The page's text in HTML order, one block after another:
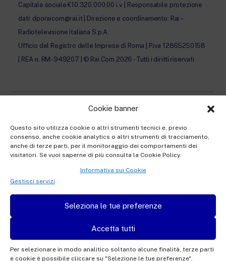
Cookie banner
Questo sito utilizza cookie o altri strumenti tecnici e, previo
consenso, anche cookie analytics o altri strumenti di tracciamento,
anche di terze parti, per il monitoraggio dei comportamenti dei
visitatori. Se vuoi saperne di più consulta la Cookie Policy.
Informativa sui Cookie
Gestisci servizi
Seleziona le tue preferenze
Accetta tutti
Per selezionare in modo analitico soltanto alcune finalità, terze parti
e cookie è possibile cliccare su "Selezione le tue preferenze".
Capitale sociale €10.320.000,00 i.v. | Responsabile protezione
dati: dporaicom@rai.it | Direzione e coordinamento: Rai –
Radiotelevisione italiana S.p.A.
Ufficio del Registro delle Imprese di Roma | P.iva 12865250158
| REA n. RM- 949207 | © Rai Com 2026 - Tutti i diritti riservati
Cookie Policy e Preferenze Cookie
Informativa Contatti
Informativa registrazione al Festival